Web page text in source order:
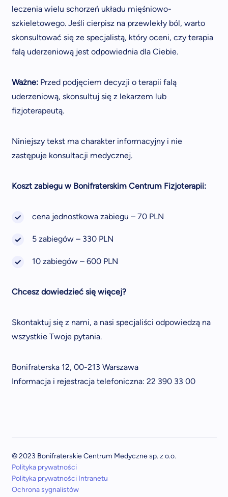
leczenia wielu schorzeń układu mięśniowo-
szkieletowego. Jeśli cierpisz na przewlekły ból, warto
skonsultować się ze specjalistą, który oceni, czy terapia
falą uderzeniową jest odpowiednia dla Ciebie.
Ważne:Przed podjęciem decyzji o terapii falą
uderzeniową, skonsultuj się z lekarzem lub
fizjoterapeutą.
Niniejszy tekst ma charakter informacyjny i nie
zastępuje konsultacji medycznej.
Koszt zabiegu w Bonifraterskim Centrum Fizjoterapii:
cena jednostkowa zabiegu – 70 PLN
5 zabiegów – 330 PLN
10 zabiegów – 600 PLN
Chcesz dowiedzieć się więcej?
Skontaktuj się z nami, a nasi specjaliści odpowiedzą na
wszystkie Twoje pytania.
Bonifraterska 12, 00-213 Warszawa
Informacja i rejestracja telefoniczna: 22 390 33 00
© 2023 Bonifraterskie Centrum Medyczne sp. z o.o.
Polityka prywatności
Polityka prywatności Intranetu
Ochrona sygnalistów